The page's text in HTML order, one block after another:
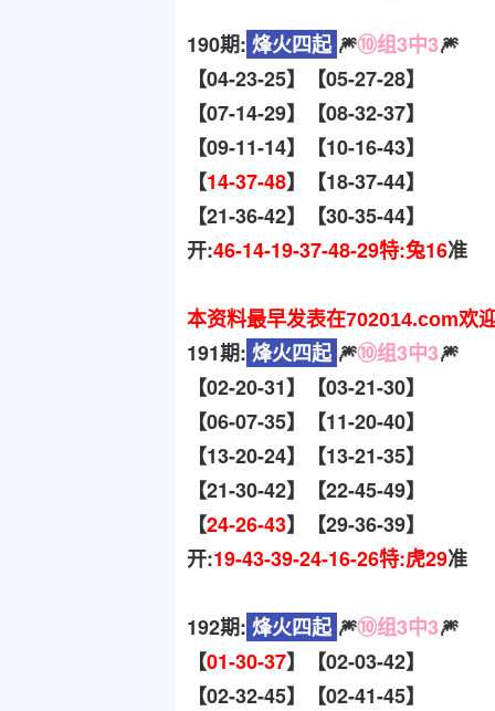
190期: 烽火四起 🎆⑩组3中3🎆
【04-23-25】【05-27-28】
【07-14-29】【08-32-37】
【09-11-14】【10-16-43】
【14-37-48】【18-37-44】
【21-36-42】【30-35-44】
开:46-14-19-37-48-29特:兔16准
本资料最早发表在702014.com欢
191期: 烽火四起 🎆⑩组3中3🎆
【02-20-31】【03-21-30】
【06-07-35】【11-20-40】
【13-20-24】【13-21-35】
【21-30-42】【22-45-49】
【24-26-43】【29-36-39】
开:19-43-39-24-16-26特:虎29准
192期: 烽火四起 🎆⑩组3中3🎆
【01-30-37】【02-03-42】
【02-32-45】【02-41-45】